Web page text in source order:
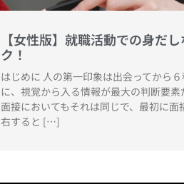
【女性版】就職活動での身だ
ク！
はじめに 人の第一印象は出会ってから
に、視覚から入る情報が最大の判断要
面接においてもそれは同じで、最初に
右すると […]